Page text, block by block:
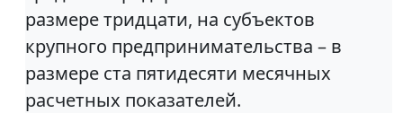
размере тридцати, на субъектов
крупного предпринимательства – в
размере ста пятидесяти месячных
расчетных показателей.